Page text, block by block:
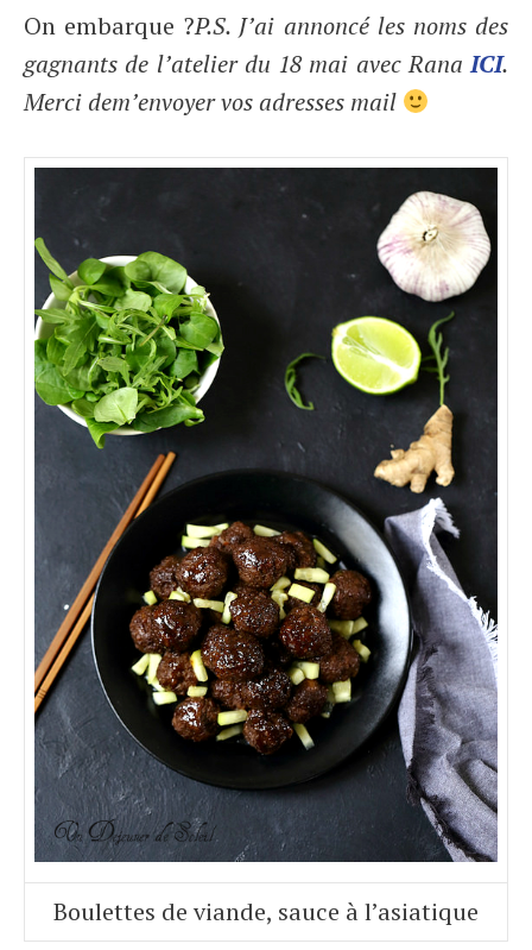
On embarque ?P.S. J’ai annoncé les noms des
gagnants de l’atelier du 18 mai avec RanaICI.
Merci dem’envoyer vos adresses mail
Boulettes de viande, sauce à l’asiatique